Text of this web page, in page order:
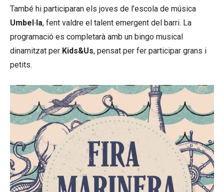
També hi participaran els joves de l’escola de música
Umbel·la, fent valdre el talent emergent del barri. La
programació es completarà amb un bingo musical
dinamitzat per Kids&Us, pensat per fer participar grans i
petits.